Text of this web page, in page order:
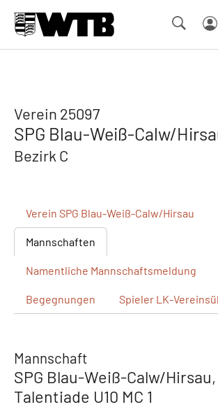
Verein 25097
SPG Blau-Weiß-Calw/
Bezirk C
Verein SPG Blau-Weiß-Calw/Hirsau
Mannschaften
Namentliche Mannschaftsmeldung
Begegnungen Spieler LK-
Mannschaft
SPG Blau-Weiß-Calw/
Talentiade U10 MC 1